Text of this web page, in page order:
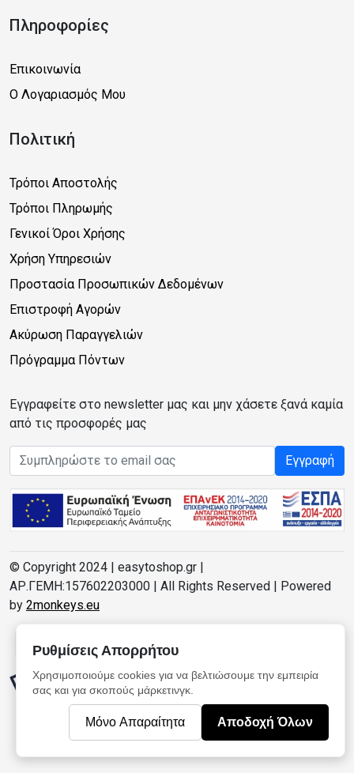
Πληροφορίες
Επικοινωνία
Ο Λογαριασμός Μου
Πολιτική
Τρόποι Αποστολής
Τρόποι Πληρωμής
Γενικοί Όροι Χρήσης
Χρήση Υπηρεσιών
Προστασία Προσωπικών Δεδομένων
Επιστροφή Αγορών
Ακύρωση Παραγγελιών
Πρόγραμμα Πόντων
Εγγραφείτε στο newsletter μας και μην χάσετε ξανά καμία
από τις προσφορές μας
Email address Εγγραφή
© Copyright 2024 | easytoshop.gr |
ΑΡ.ΓΕΜΗ:157602203000 | All Rights Reserved | Powered
by 2monkeys.eu
Ρυθμίσεις Απορρήτου
Χρησιμοποιούμε cookies για να βελτιώσουμε την εμπειρία
σας και για σκοπούς μάρκετινγκ.
Μόνο Απαραίτητα Αποδοχή Όλων